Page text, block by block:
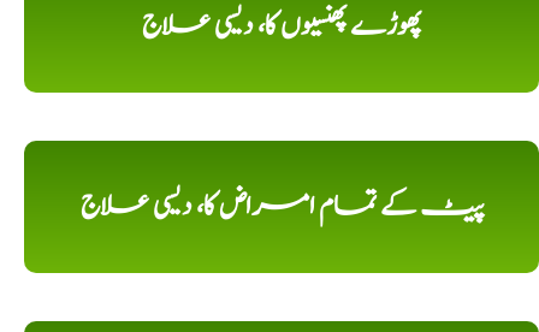
پھوڑے پھنسیوں کا، دیسی علاج
پیٹ کے تمام امراض کا، دیسی علاج